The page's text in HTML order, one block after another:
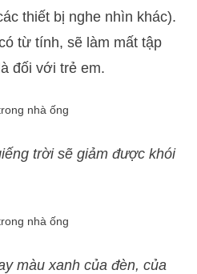
thiết bị nghe nhìn khác).
từ tính, sẽ làm mất tập
đối với trẻ em.
trời sẽ giảm được khói
màu xanh của đèn, của